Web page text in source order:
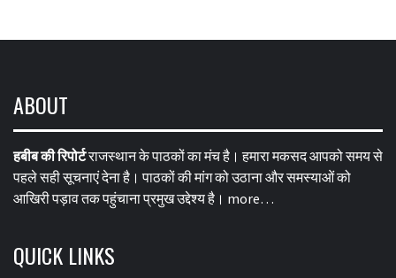
ABOUT
हबीब की रिपोर्टराजस्थान के पाठकों का मंच है। हमारा मकसद आपको समय से
पहले सही सूचनाएं देना है। पाठकों की मांग को उठाना और समस्याओं को
आखिरी पड़ाव तक पहुंचाना प्रमुख उद्देश्य है। more…
QUICK LINKS